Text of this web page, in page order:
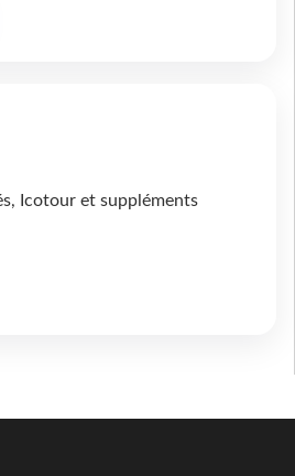
Icotour et suppléments